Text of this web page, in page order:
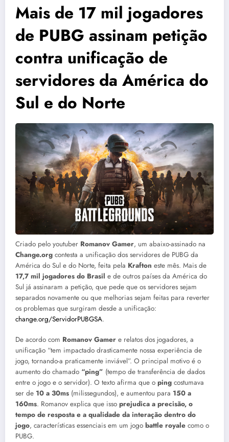
Mais de 17 mil jogadores
de PUBG assinam petição
contra unificação de
servidores da América do
Sul e do Norte
Criado pelo youtuber Romanov Gamer, um abaixo-assinado na
Change.org contesta a unificação dos servidores de PUBG da
América do Sul e do Norte, feita pela Krafton este mês. Mais de
17,7 mil jogadores do Brasil e de outros países da América do
Sul já assinaram a petição, que pede que os servidores sejam
separados novamente ou que melhorias sejam feitas para reverter
os problemas que surgiram desde a unificação:
change.org/ServidorPUBGSA.
De acordo com Romanov Gamer e relatos dos jogadores, a
unificação “tem impactado drasticamente nossa experiência de
jogo, tornando-a praticamente inviável”. O principal motivo é o
aumento do chamado “ping” (tempo de transferência de dados
entre o jogo e o servidor). O texto afirma que o ping costumava
ser de 10 a 30ms (milissegundos), e aumentou para 150 a
160ms. Romanov explica que isso prejudica a precisão, o
tempo de resposta e a qualidade da interação dentro do
jogo, características essenciais em um jogo battle royale como o
PUBG.